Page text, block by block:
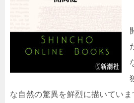
な自然の驚異を鮮烈に描いていま